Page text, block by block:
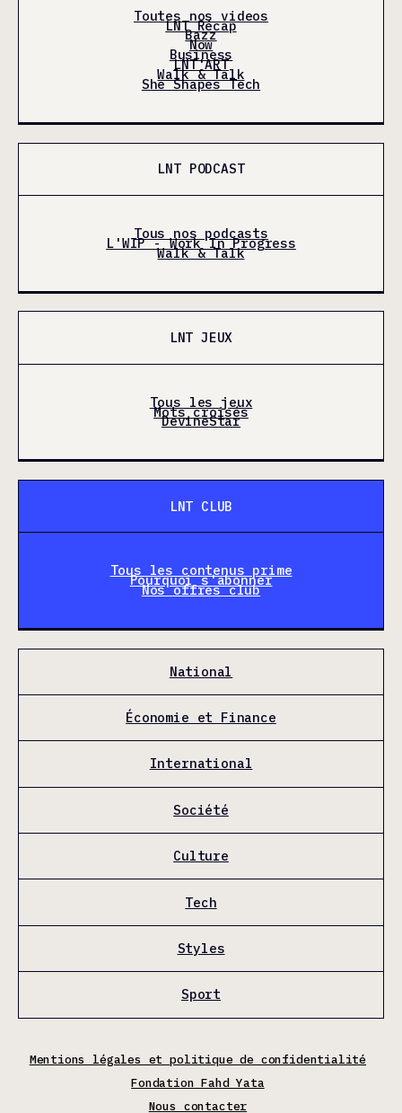
Toutes nos videos
LNT Récap
Bazz
Now
Business
LNT'ART
Walk & Talk
She Shapes Tech
LNT PODCAST
Tous nos podcasts
L'WIP - Work In Progress
Walk & Talk
LNT JEUX
Tous les jeux
Mots croisés
DevineStar
LNT CLUB
Tous les contenus prime
Pourquoi s'abonner
Nos offres club
National
Économie et Finance
International
Société
Culture
Tech
Styles
Sport
Mentions légales et politique de confidentialité
Fondation Fahd Yata
Nous contacter